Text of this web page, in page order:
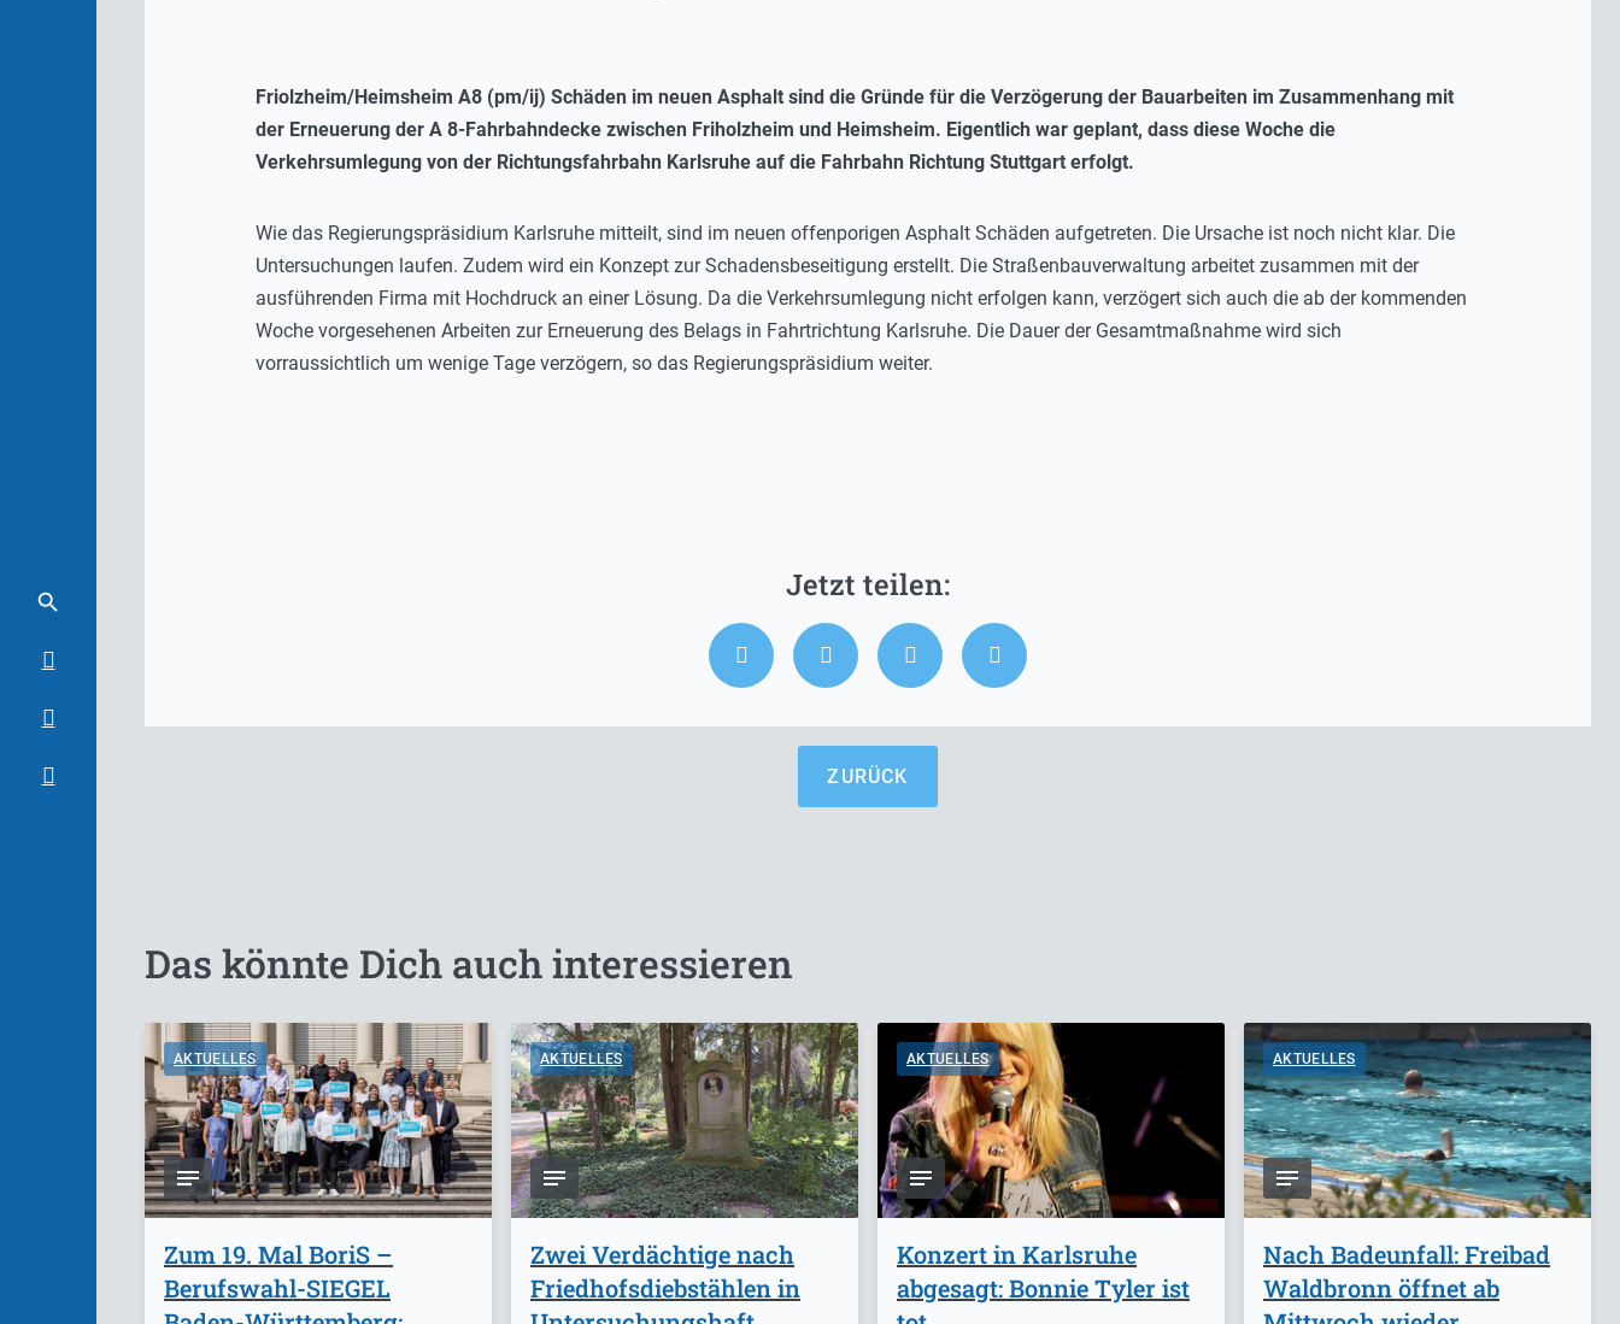
Friolzheim/Heimsheim A8 (pm/ij) Schäden im neuen Asphalt sind die Gründe für die Verzögerung der Bauarbeiten im Zusammenhang mit
der Erneuerung der A 8-Fahrbahndecke zwischen Friholzheim und Heimsheim. Eigentlich war geplant, dass diese Woche die
Verkehrsumlegung von der Richtungsfahrbahn Karlsruhe auf die Fahrbahn Richtung Stuttgart erfolgt.
Wie das Regierungspräsidium Karlsruhe mitteilt, sind im neuen offenporigen Asphalt Schäden aufgetreten. Die Ursache ist noch nicht klar. Die
Untersuchungen laufen. Zudem wird ein Konzept zur Schadensbeseitigung erstellt. Die Straßenbauverwaltung arbeitet zusammen mit der
ausführenden Firma mit Hochdruck an einer Lösung. Da die Verkehrsumlegung nicht erfolgen kann, verzögert sich auch die ab der kommenden
Woche vorgesehenen Arbeiten zur Erneuerung des Belags in Fahrtrichtung Karlsruhe. Die Dauer der Gesamtmaßnahme wird sich
vorraussichtlich um wenige Tage verzögern, so das Regierungspräsidium weiter.
ZURÜCK
Das könnte Dich auch interessieren
AKTUELLES
Zum 19. Mal BoriS –
Berufswahl-SIEGEL
AKTUELLES
Zwei Verdächtige nach
Friedhofsdiebstählen in
AKTUELLES
Konzert in Karlsruhe
abgesagt: Bonnie Tyler ist
AKTUELLES
Nach Badeunfall: Freibad
Waldbronn öffnet ab